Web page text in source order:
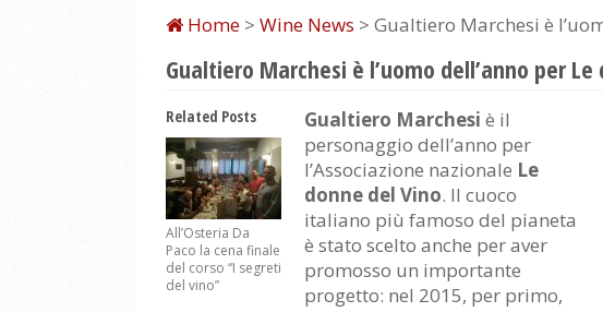
Home > Wine News > Gualtiero Marchesi è
Gualtiero Marchesi è l’uomo dell’anno per
Gualtiero Marchesi è il
personaggio dell’anno per
l’Associazione nazionale Le
donne del Vino. Il cuoco
italiano più famoso del pianeta
è stato scelto anche per aver
promosso un importante
progetto: nel 2015, per primo,
Related Posts
All’Osteria Da
Paco la cena finale
del corso “I segreti
del vino”